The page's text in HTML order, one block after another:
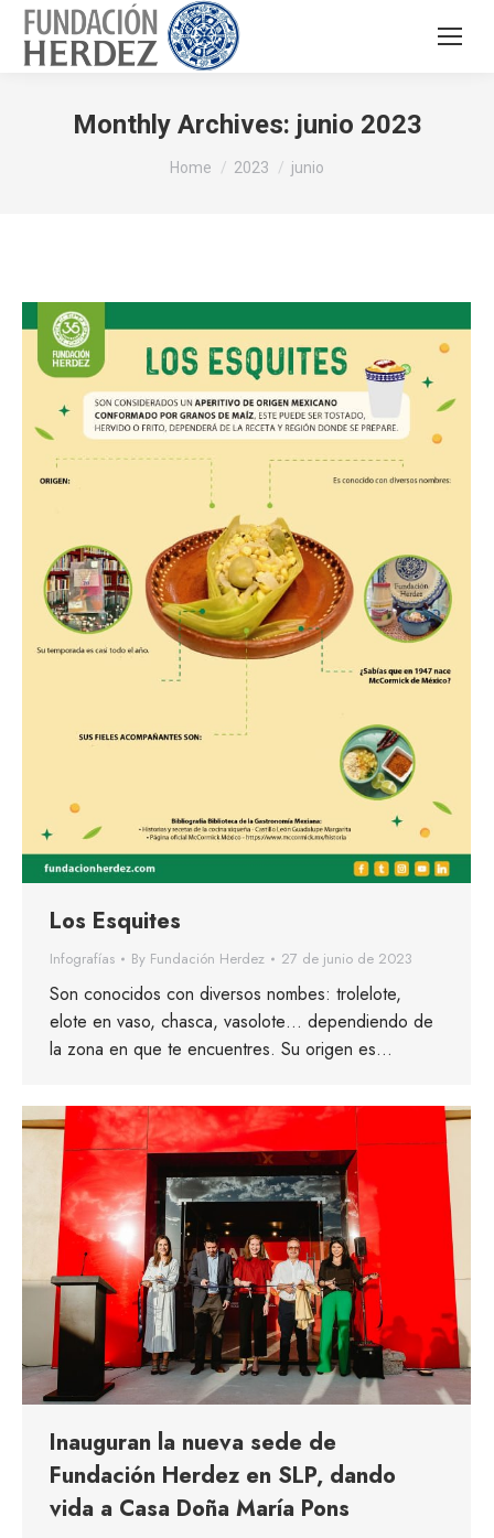
Monthly Archives: junio 2023
You are here:
Home 2023 junio
Los Esquites
Infografías By Fundación Herdez 27 de junio de 2023
Son conocidos con diversos nombes: trolelote,
elote en vaso, chasca, vasolote… dependiendo de
la zona en que te encuentres. Su origen es…
Inauguran la nueva sede de
Fundación Herdez en SLP, dando
vida a Casa Doña María Pons